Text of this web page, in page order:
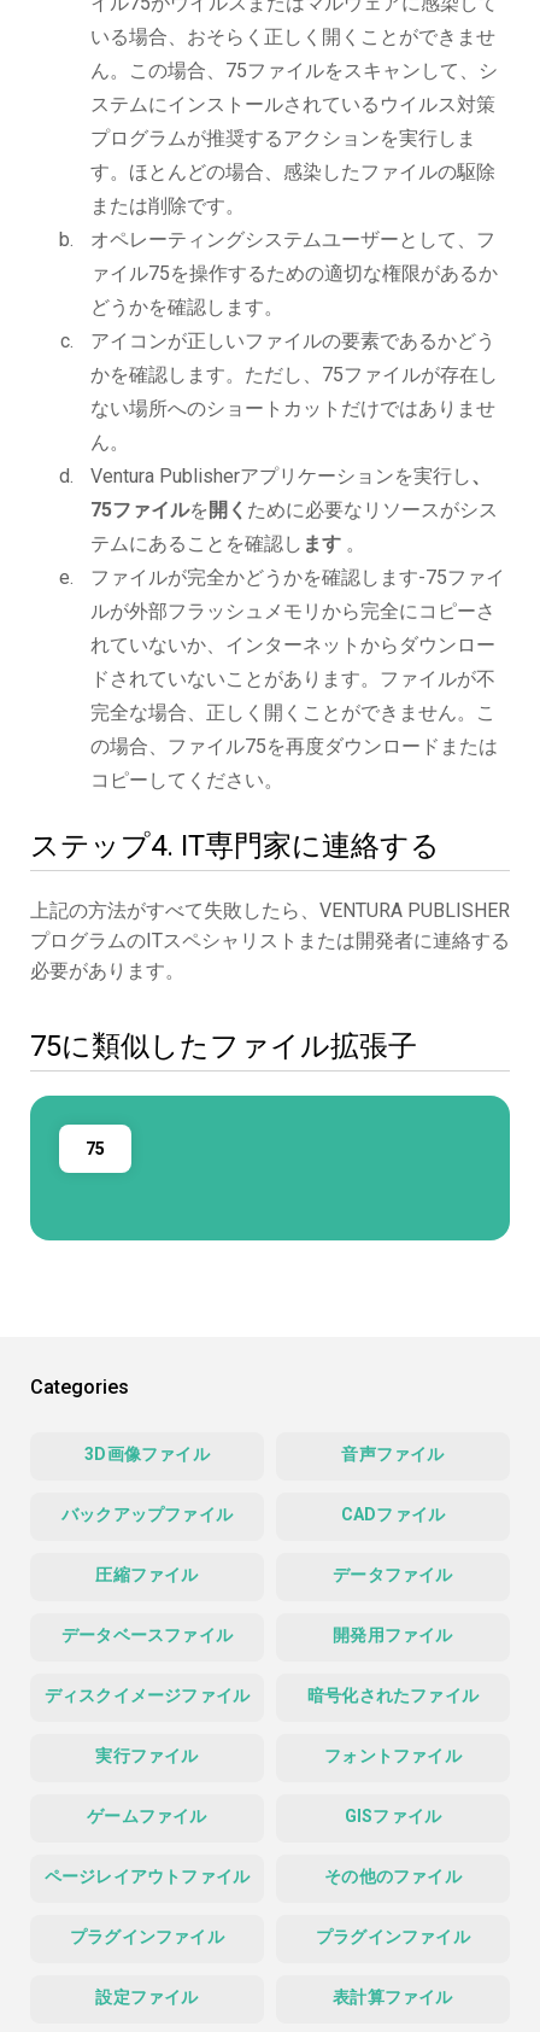
いる場合、おそらく正しく開くことができませ
ん。この場合、75ファイルをスキャンして、シ
ステムにインストールされているウイルス対策
プログラムが推奨するアクションを実行しま
す。ほとんどの場合、感染したファイルの駆除
または削除です。
オペレーティングシステムユーザーとして、フ
ァイル75を操作するための適切な権限があるか
どうかを確認します。
アイコンが正しいファイルの要素であるかどう
かを確認します。ただし、75ファイルが存在し
ない場所へのショートカットだけではありませ
ん。
Ventura Publisherアプリケーションを実行し、
75ファイルを 開く ために必要なリソースがシス
テムにあることを確認し ます 。
ファイルが完全かどうかを確認します-75ファイ
ルが外部フラッシュメモリから完全にコピーさ
れていないか、インターネットからダウンロー
ドされていないことがあります。ファイルが不
完全な場合、正しく開くことができません。こ
の場合、ファイル75を再度ダウンロードまたは
コピーしてください。
ステップ4. IT専門家に連絡する
上記の方法がすべて失敗したら、VENTURA PUBLISHER
プログラムのITスペシャリストまたは開発者に連絡する
必要があります。
75に類似したファイル拡張子
75
Categories
3D画像ファイル 音声ファイル
バックアップファイル CADファイル
圧縮ファイル データファイル
データベースファイル 開発用ファイル
ディスクイメージファイル 暗号化されたファイル
実行ファイル フォントファイル
ゲームファイル GISファイル
ページレイアウトファイル その他のファイル
プラグインファイル プラグインファイル
設定ファイル 表計算ファイル